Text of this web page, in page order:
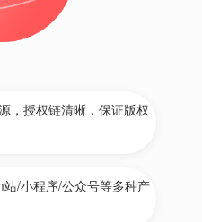
，授权链清晰，保证版权
/小程序/公众号等多种产